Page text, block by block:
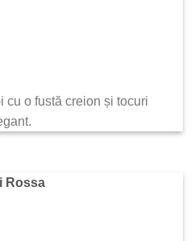
cu o fustă creion și tocuri
Rossa